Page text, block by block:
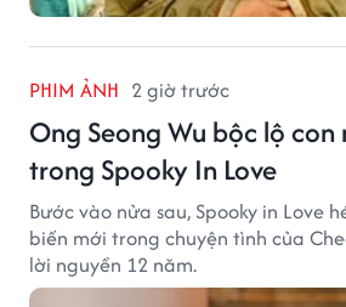
PHIM ẢNH 2 giờ trước
Ong Seong Wu bộc lộ
trong Spooky In Love
Bước vào nửa sau, Spooky in Love
biến mới trong chuyện tình của
lời nguyền 12 năm.